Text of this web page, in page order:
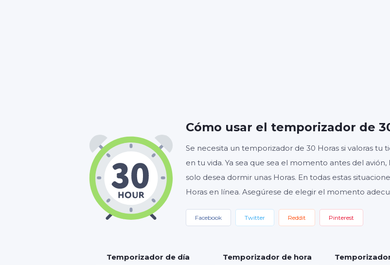
Cómo usar el temporizador de
Se necesita un temporizador de 30 Horas si valoras
en tu vida. Ya sea que sea el momento antes del
solo desea dormir unas Horas. En todas estas
Horas en línea. Asegúrese de elegir el momento
Facebook Twitter Reddit Pinterest
Temporizador de día Temporizador de hora